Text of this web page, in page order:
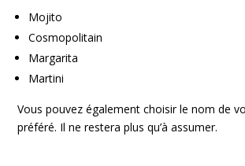
Mojito
Cosmopolitain
Margarita
Martini
Vous pouvez également choisir le nom de
préféré. Il ne restera plus qu’à assumer.